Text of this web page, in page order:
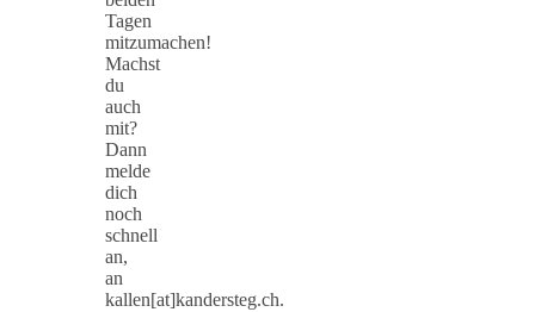
Tagen
mitzumachen!
Machst
du
auch
mit?
Dann
melde
dich
noch
schnell
an,
an
kallen[at]kandersteg.ch.